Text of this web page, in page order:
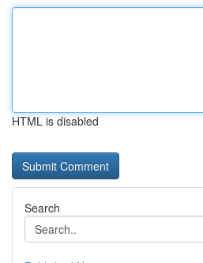
HTML is disabled
Search